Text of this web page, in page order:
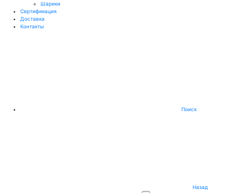
Шарики
Сертификация
Доставка
Контакты
Поиск
Назад